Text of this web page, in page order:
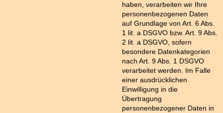
haben, verarbeiten wir Ihre
personenbezogenen Daten
auf Grundlage von Art. 6 Abs.
1 lit. a DSGVO bzw. Art. 9 Abs.
2 lit. a DSGVO, sofern
besondere Datenkategorien
nach Art. 9 Abs. 1 DSGVO
verarbeitet werden. Im Falle
einer ausdrücklichen
Einwilligung in die
Übertragung
personenbezogener Daten in